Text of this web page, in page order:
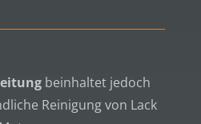
beinhaltet jedoch
Reinigung von Lack